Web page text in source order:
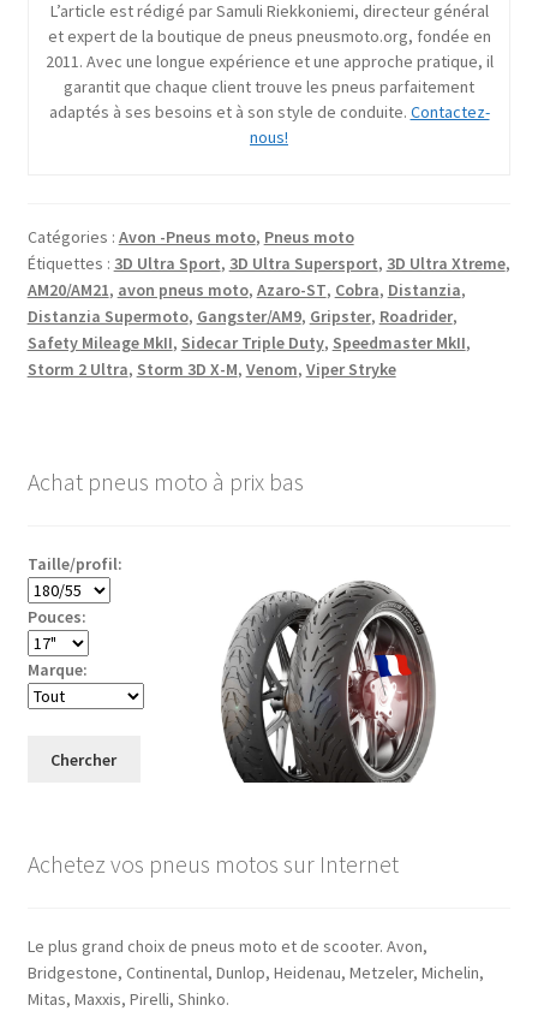
L’article est rédigé par Samuli Riekkoniemi, directeur général
et expert de la boutique de pneus pneusmoto.org, fondée en
2011. Avec une longue expérience et une approche pratique, il
garantit que chaque client trouve les pneus parfaitement
adaptés à ses besoins et à son style de conduite. Contactez-
nous!
Catégories : Avon -Pneus moto, Pneus moto
Étiquettes : 3D Ultra Sport, 3D Ultra Supersport, 3D Ultra Xtreme,
AM20/AM21, avon pneus moto, Azaro-ST, Cobra, Distanzia,
Distanzia Supermoto, Gangster/AM9, Gripster, Roadrider,
Safety Mileage MkII, Sidecar Triple Duty, Speedmaster MkII,
Storm 2 Ultra, Storm 3D X-M, Venom, Viper Stryke
Achat pneus moto à prix bas
Taille/profil:
Pouces:
Marque:
Chercher
Achetez vos pneus motos sur Internet
Le plus grand choix de pneus moto et de scooter. Avon,
Bridgestone, Continental, Dunlop, Heidenau, Metzeler, Michelin,
Mitas, Maxxis, Pirelli, Shinko.